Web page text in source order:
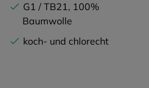
G1 / TB21, 100%
Baumwolle
koch- und chlorecht